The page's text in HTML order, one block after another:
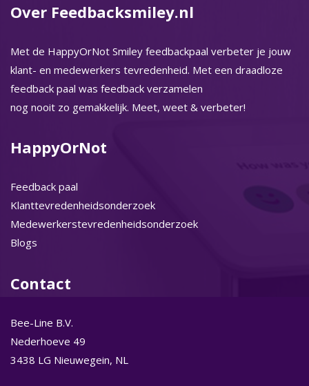
Over Feedbacksmiley.nl
Met de HappyOrNot Smiley feedbackpaal verbeter je jouw
klant- en medewerkers tevredenheid. Met een draadloze
feedback paal was feedback verzamelen
nog nooit zo gemakkelijk. Meet, weet & verbeter!
HappyOrNot
Feedback paal
Klanttevredenheidsonderzoek
Medewerkerstevredenheidsonderzoek
Blogs
Contact
Bee-Line B.V.
Nederhoeve 49
3438 LG Nieuwegein, NL